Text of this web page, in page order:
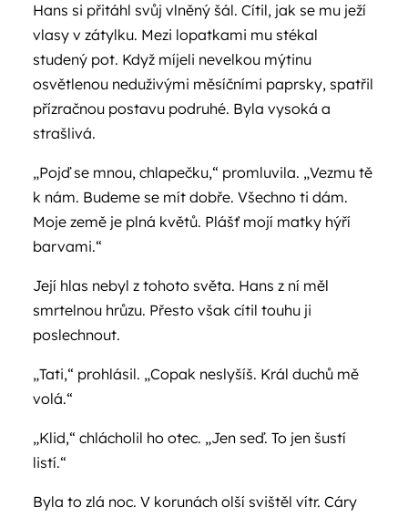
Hans si přitáhl svůj vlněný šál. Cítil, jak se mu ježí
vlasy v zátylku. Mezi lopatkami mu stékal
studený pot. Když míjeli nevelkou mýtinu
osvětlenou neduživými měsíčními paprsky, spatřil
přízračnou postavu podruhé. Byla vysoká a
strašlivá.
„Pojď se mnou, chlapečku,“ promluvila. „Vezmu tě
k nám. Budeme se mít dobře. Všechno ti dám.
Moje země je plná květů. Plášť mojí matky hýří
barvami.“
Její hlas nebyl z tohoto světa. Hans z ní měl
smrtelnou hrůzu. Přesto však cítil touhu ji
poslechnout.
„Tati,“ prohlásil. „Copak neslyšíš. Král duchů mě
volá.“
„Klid,“ chlácholil ho otec. „Jen seď. To jen šustí
listí.“
Byla to zlá noc. V korunách olší svištěl vítr. Cáry